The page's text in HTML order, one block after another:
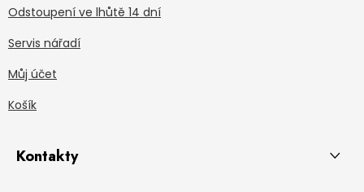
Odstoupení ve lhůtě 14 dní
Servis nářadí
Můj účet
Košík
Kontakty